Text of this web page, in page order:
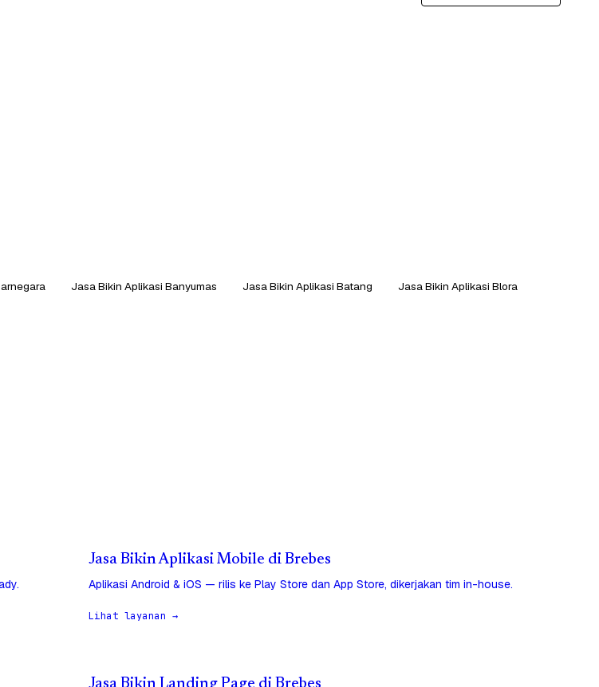
Jasa Bikin Aplikasi Banyumas Jasa Bikin Aplikasi Batang
Jasa Bikin Aplikasi Blora
Jasa Bikin Aplikasi Mobile di Brebes
Aplikasi Android & iOS — rilis ke Play Store dan App Store, dikerjakan tim in-house.
Lihat layanan →